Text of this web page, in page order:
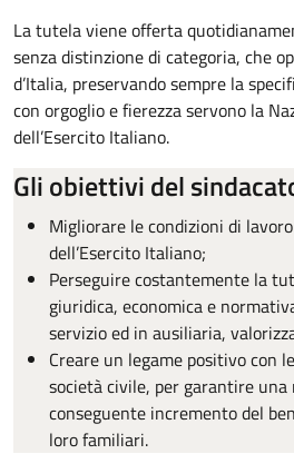
La tutela viene offerta
senza distinzione di categoria, che
d’Italia, preservando sempre la
con orgoglio e fierezza servono la
dell’Esercito Italiano.
Gli obiettivi del
Migliorare le condizioni di
dell’Esercito Italiano;
Perseguire costantemente la
giuridica, economica e
servizio ed in ausiliaria,
Creare un legame positivo con
società civile, per garantire una
conseguente incremento del
loro familiari.